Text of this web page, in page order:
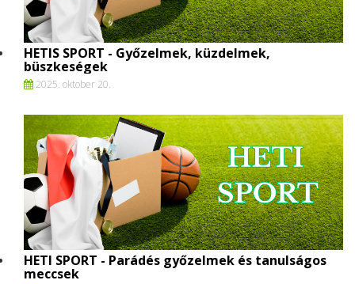
HETIS SPORT - Győzelmek, küzdelmek,
büszkeségek
2025. oktober 20.
HETI SPORT - Parádés győzelmek és tanulságos
meccsek